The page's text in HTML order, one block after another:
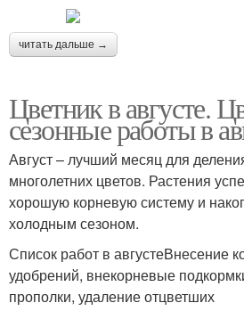
читать дальше →
Цветник в августе.
сезонные работы в
Август – лучший месяц для
многолетних цветов. Растения
хорошую корневую систему и
холодным сезоном.
Список работ в августеВнесение
удобрений, внекорневые
прополки, удаление отцветших